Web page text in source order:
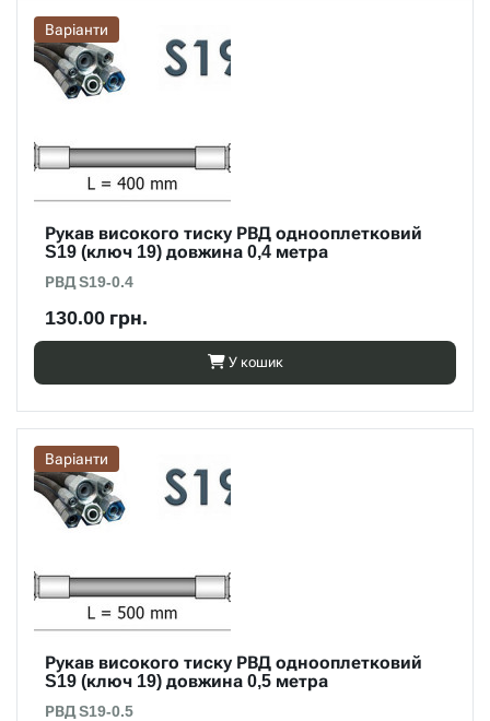
Варіанти
Рукав високого тиску РВД однооплетковий
S19 (ключ 19) довжина 0,4 метра
РВД S19-0.4
130.00 грн.
У кошик
Варіанти
Рукав високого тиску РВД однооплетковий
S19 (ключ 19) довжина 0,5 метра
РВД S19-0.5